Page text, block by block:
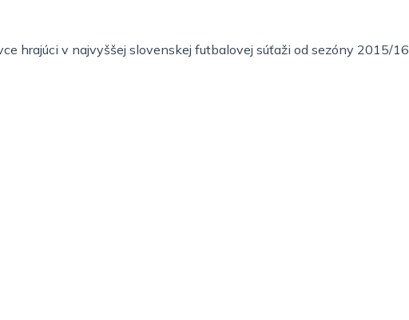
hrajúci v najvyššej slovenskej futbalovej súťaži od sezóny 2015/16.